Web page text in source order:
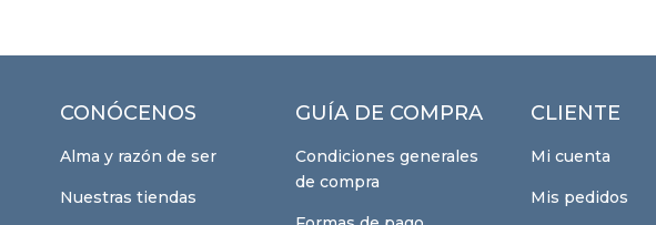
CONÓCENOS
Alma y razón de ser
Nuestras tiendas
GUÍA DE COMPRA
Condiciones generales
de compra
CLIENTE
Mi cuenta
Mis pedidos